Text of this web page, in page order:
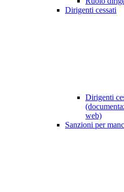
Dirigenti cessati
Dirigenti
web)
Sanzioni per